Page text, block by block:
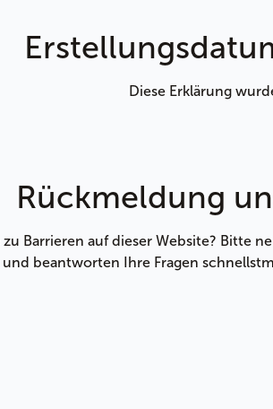
Diese Erklärung
Rückmeldung
Barrieren auf dieser Website? Bitte
beantworten Ihre Fragen